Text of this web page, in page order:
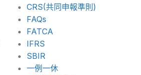
CRS(共同申報準則)
FAQs
FATCA
IFRS
SBIR
一例一休